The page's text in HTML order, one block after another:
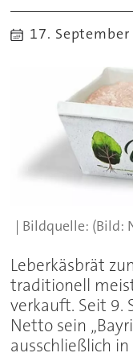
17.
(Bild:
Leberkäsbrät
traditionell
verkauft. Seit 9.
Netto sein
ausschließlich